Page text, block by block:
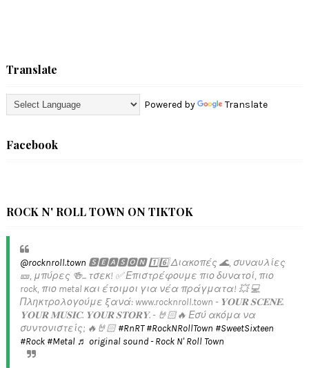
Translate
Powered by Translate
Facebook
ROCK N' ROLL TOWN ON TIKTOK
@rocknroll.town 🆂🅴🅰🆂🅾🅽 1️⃣6️⃣ Διακοπές 🌊, συναυλίες
🎫, μπύρες 🍻... τσεκ! ✅️ Επιστρέφουμε πιο δυνατοί, πιο
rock, πιο metal και έτοιμοι για νέα πράγματα! 💥 💻
Πληκτρολογούμε ξανά: www.rocknroll.town - 𝐘𝐎𝐔𝐑 𝐒𝐂𝐄𝐍𝐄.
𝐘𝐎𝐔𝐑 𝐌𝐔𝐒𝐈𝐂. 𝐘𝐎𝐔𝐑 𝐒𝐓𝐎𝐑𝐘. - 🤘🏻🔥 Εσύ ακόμα να
συντονιστείς; 🔥🤘🏻#RnRT #RockNRollTown #SweetSixteen
#Rock #Metal ♬ original sound - Rock N' Roll Town